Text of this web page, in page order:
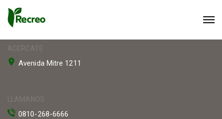
ACERCATE
Avenida Mitre 1211
LLAMANOS
0810-268-6666